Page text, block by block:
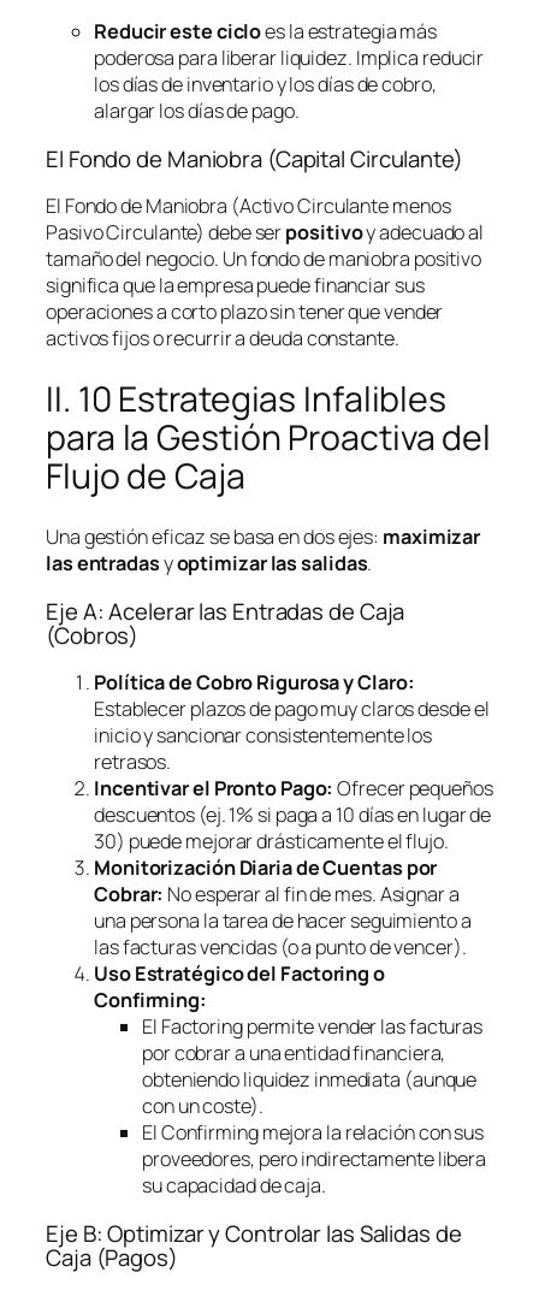
Reducir este cicloes la estrategia más
poderosa para liberar liquidez. Implica reducir
los días de inventario y los días de cobro,
alargar los días de pago.
El Fondo de Maniobra (Capital Circulante)
El Fondo de Maniobra (Activo Circulante menos
Pasivo Circulante) debe serpositivoy adecuado al
tamaño del negocio. Un fondo de maniobra positivo
significa que la empresa puede financiar sus
operaciones a corto plazo sin tener que vender
activos fijos o recurrir a deuda constante.
II. 10 Estrategias Infalibles
para la Gestión Proactiva del
Flujo de Caja
Una gestión eficaz se basa en dos ejes: maximizar
las entradasyoptimizar las salidas.
Eje A: Acelerar las Entradas de Caja
(Cobros)
Política de Cobro Rigurosa y Claro:
Establecer plazos de pago muy claros desde el
inicio y sancionar consistentemente los
retrasos.
Incentivar el Pronto Pago: Ofrecer pequeños
descuentos (ej. 1% si paga a 10 días en lugar de
30) puede mejorar drásticamente el flujo.
Monitorización Diaria de Cuentas por
Cobrar: No esperar al fin de mes. Asignar a
una persona la tarea de hacer seguimiento a
las facturas vencidas (o a punto de vencer).
Uso Estratégico del Factoringo
Confirming:
El Factoringpermite vender las facturas
por cobrar a una entidad financiera,
obteniendo liquidez inmediata (aunque
con un coste).
ElConfirmingmejora la relación con sus
proveedores, pero indirectamente libera
su capacidad de caja.
Eje B: Optimizar y Controlar las Salidas de
Caja (Pagos)